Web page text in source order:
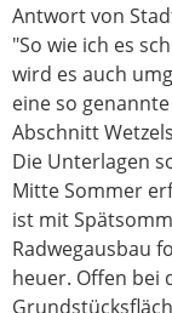
Antwort von
"So wie ich es
wird es auch
eine so
Abschnitt
Die Unterlagen
Mitte Sommer
ist mit
Radwegausbau
heuer. Offen bei